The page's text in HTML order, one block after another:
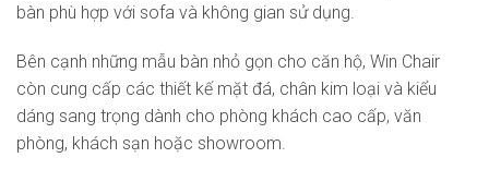
bàn phù hợp với sofa và không gian sử dụng.
Bên cạnh những mẫu bàn nhỏ gọn cho căn hộ, Win Chair
còn cung cấp các thiết kế mặt đá, chân kim loại và kiểu
dáng sang trọng dành cho phòng khách cao cấp, văn
phòng, khách sạn hoặc showroom.